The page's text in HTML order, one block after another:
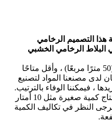
هذا التصميم الرخامي
البلاط الرخامي الخشبي
ج: إن MOQ يبلغ 538 قدمًا مربعًا (50 مترًا مربعًا) ، وأقل متاحًا
لدى مصنعنا المواد لتصنيع
، فيمكننا الوفاء بالترتيب.
إذا لم يكن الأمر كذلك ، لا يمكننا إنتاج كمية صغيرة مثل 10 أمتار
، يرجى النظر في تكاليف الكمية